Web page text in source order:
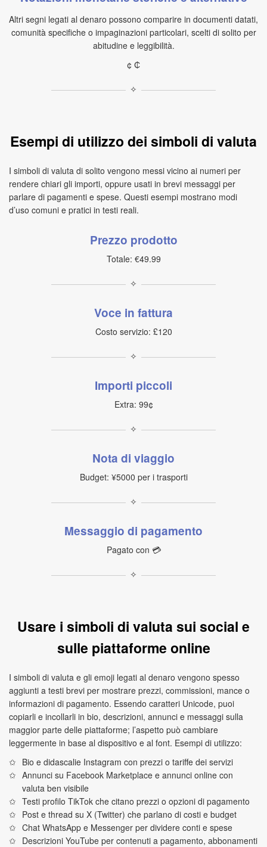
Altri segni legati al denaro possono comparire in documenti datati,
comunità specifiche o impaginazioni particolari, scelti di solito per
abitudine e leggibilità.
¢ ₵
✧
Esempi di utilizzo dei simboli di valuta
I simboli di valuta di solito vengono messi vicino ai numeri per
rendere chiari gli importi, oppure usati in brevi messaggi per
parlare di pagamenti e spese. Questi esempi mostrano modi
d’uso comuni e pratici in testi reali.
Prezzo prodotto
Totale: €49.99
✧
Voce in fattura
Costo servizio: £120
✧
Importi piccoli
Extra: 99¢
✧
Nota di viaggio
Budget: ¥5000 per i trasporti
✧
Messaggio di pagamento
Pagato con 💳
✧
Usare i simboli di valuta sui social e
sulle piattaforme online
I simboli di valuta e gli emoji legati al denaro vengono spesso
aggiunti a testi brevi per mostrare prezzi, commissioni, mance o
informazioni di pagamento. Essendo caratteri Unicode, puoi
copiarli e incollarli in bio, descrizioni, annunci e messaggi sulla
maggior parte delle piattaforme; l’aspetto può cambiare
leggermente in base al dispositivo e al font. Esempi di utilizzo:
Bio e didascalie Instagram con prezzi o tariffe dei servizi
Annunci su Facebook Marketplace e annunci online con
valuta ben visibile
Testi profilo TikTok che citano prezzi o opzioni di pagamento
Post e thread su X (Twitter) che parlano di costi e budget
Chat WhatsApp e Messenger per dividere conti e spese
Descrizioni YouTube per contenuti a pagamento, abbonamenti